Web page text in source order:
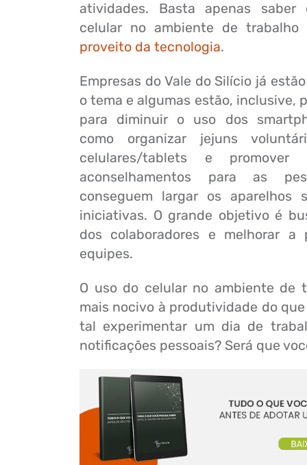
atividades. Basta apenas
celular no ambiente de
proveito da tecnologia.
Empresas do Vale do Silício já
o tema e algumas estão, inclusive,
para diminuir o uso dos
como organizar jejuns
celulares/tablets e promover
aconselhamentos para as
conseguem largar os aparelhos
iniciativas. O grande objetivo é
dos colaboradores e melhorar a
equipes.
O uso do celular no ambiente de
mais nocivo à produtividade do
tal experimentar um dia de
notificações pessoais? Será que